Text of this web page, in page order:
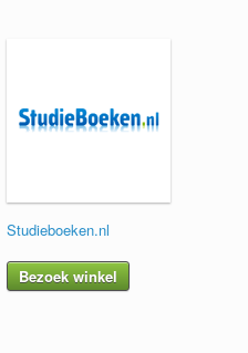
Studieboeken.nl
Bezoek winkel